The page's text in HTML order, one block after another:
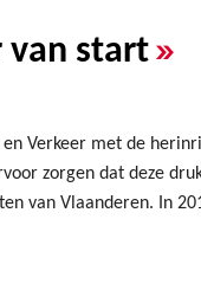
van start»
Verkeer met de
zorgen dat deze
van Vlaanderen. In